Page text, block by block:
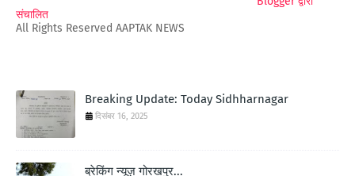
संचालित
All Rights Reserved AAPTAK NEWS
Breaking Update: Today Sidhharnagar
दिसंबर 16, 2025
ब्रेकिंग न्यूज़ गोरखपुर...